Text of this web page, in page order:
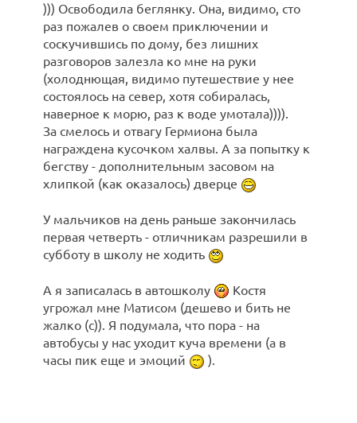
))) Освободила беглянку. Она, видимо, сто
раз пожалев о своем приключении и
соскучившись по дому, без лишних
разговоров залезла ко мне на руки
(холоднющая, видимо путешествие у нее
состоялось на север, хотя собиралась,
наверное к морю, раз к воде умотала)))).
За смелось и отвагу Гермиона была
награждена кусочком халвы. А за попытку к
бегству - дополнительным засовом на
хлипкой (как оказалось) дверце
У мальчиков на день раньше закончилась
первая четверть - отличникам разрешили в
субботу в школу не ходить
А я записалась в автошколу
Костя
угрожал мне Матисом (дешево и бить не
жалко (с)). Я подумала, что пора - на
автобусы у нас уходит куча времени (а в
часы пик еще и эмоций
).